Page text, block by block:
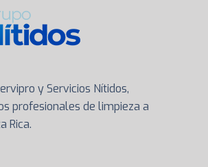
y Servicios Nítidos,
profesionales de limpieza a
Rica.